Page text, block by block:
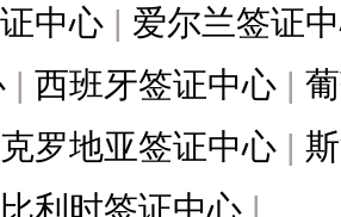
中心 | 爱尔兰签证
| 西班牙签证中心 |
克罗地亚签证中心 |
比利时签证中心 |